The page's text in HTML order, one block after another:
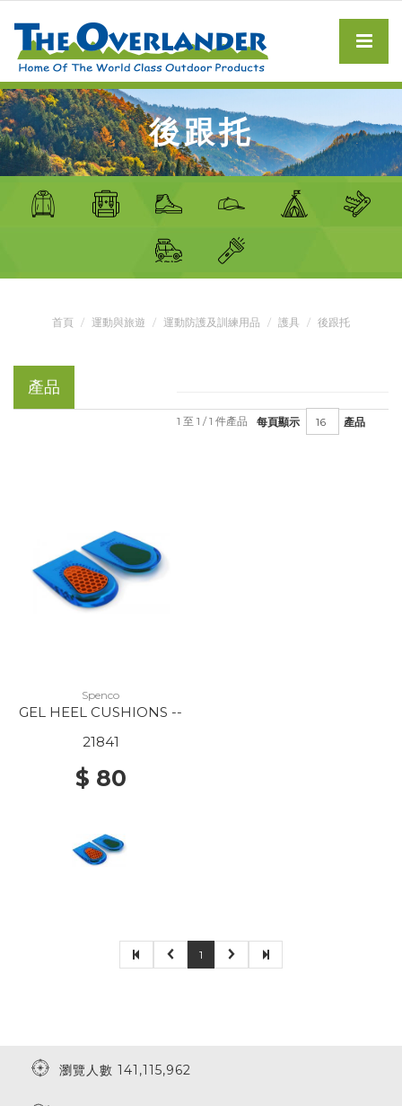
後跟托
首頁 運動與旅遊 運動防護及訓練用品 護具 後跟托
產品
每頁顯示 產品
1 至 1 / 1 件產品
Spenco
GEL HEEL CUSHIONS --
21841
$ 80
1
瀏覽人數 141,115,962